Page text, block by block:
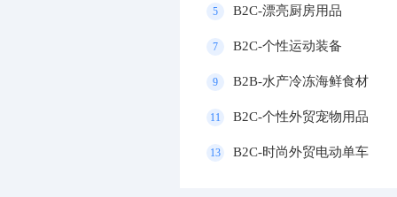
5 B2C-漂亮厨房用品
7 B2C-个性运动装备
9 B2B-水产冷冻海鲜食材
11 B2C-个性外贸宠物用品
13 B2C-时尚外贸电动单车